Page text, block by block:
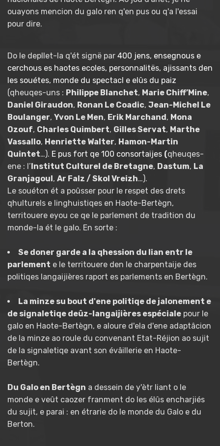
ouayons mencion du galo ren q'en pus ou q'a l'essai
pour dire.
Do le depllet-la q'ét signë par 400 jens, ensegnous e
cerchous es haotes ecoles, personnalitës, ajissants den
les souétes, monde du spectacl e elûs du paiz
(qheuqes-uns : Philippe Blanchet, Marie Chiff’Mine,
Daniel Giraudon, Ronan Le Coadic, Jean-Michel Le
Boulanger, Yvon Le Men, Erik Marchand, Mona
Ozouf, Charles Quimbert, Gilles Servat, Marthe
Vassallo, Henriette Walter, Hamon-Martin
Quintet…). E pus fort qe 100 consortaijes (qheuqes-
ene : l’Institut Culturel de Bretagne, Dastum, La
Granjagoul, Ar Falz / Skol Vreizh…).
Le souéton ét a poûsser pour le respet des drets
qhulturels e linghuistiqes en Haote-Bertègn,
territouere eyou ce qe le parlement de tradition du
monde-la ét le galo. En sorte :
Se doner garde a la qhession du lian entr le
parlement e le territouere den le charpentaije des
politiqes langaijières raport es parlements en Bertègn.
La minze su bout d'ene politiqe de jalonement e
de signaletiqe deûz-langaijières espéciale pour le
galo en Haote-Bertègn, e aloure d'ela d'ene adaptâcion
de la minze ao roule du convenant Etat-Réjion ao sujit
de la signaletiqe avant son évâillerie en Haote-
Bertègn.
Du Galo en Bertègn a dessein de y'ètr liant o le
monde e veût caozer franment do les élûs encharjiés
du sujit, e parai : en étrarie do le monde du Galo e du
Berton.